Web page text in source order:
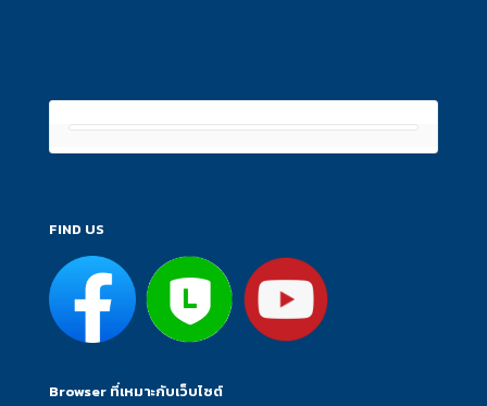
FIND US
Browser ที่เหมาะกับเว็บไซต์